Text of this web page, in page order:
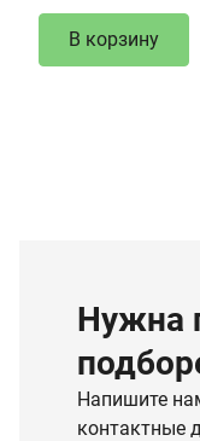
В корзину
Нужна
Напишите
контактные